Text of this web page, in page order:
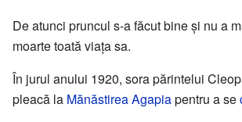
De atunci pruncul s-a făcut bine și nu a
moarte toată viața sa.
În jurul anului 1920, sora părintelui
pleacă la Mănăstirea Agapiapentru a se